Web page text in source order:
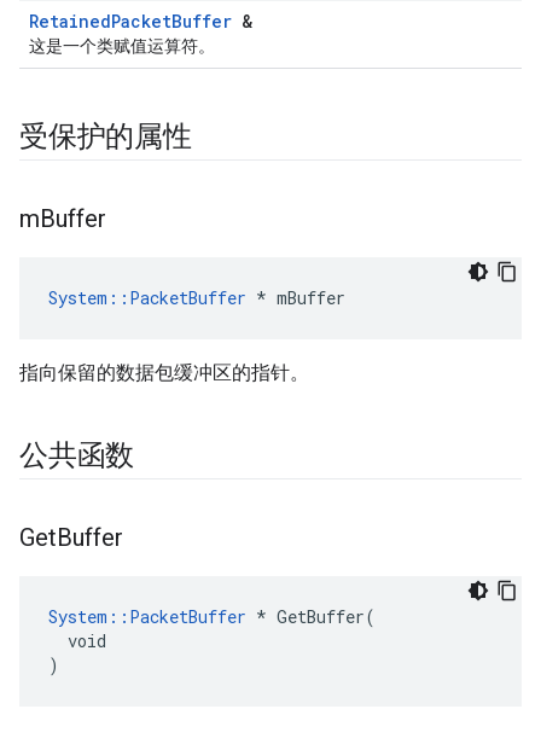
RetainedPacketBuffer &
这是一个类赋值运算符。
受保护的属性
mBuffer
System::PacketBuffer * mBuffer
指向保留的数据包缓冲区的指针。
公共函数
GetBuffer
System::PacketBuffer * GetBuffer(
  void
)